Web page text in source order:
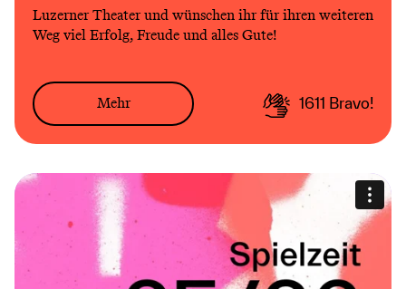
Luzerner Theater und wünschen ihr für ihren weiteren
Weg viel Erfolg, Freude und alles Gute!
Mehr 1611 Bravo!